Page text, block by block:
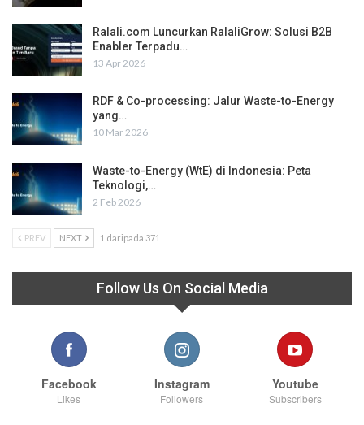
Ralali.com Luncurkan RalaliGrow: Solusi B2B
Enabler Terpadu…
13 Apr 2026
RDF & Co-processing: Jalur Waste-to-Energy
yang…
10 Mar 2026
Waste-to-Energy (WtE) di Indonesia: Peta
Teknologi,…
2 Feb 2026
PREV NEXT 1 daripada 371
Follow Us On Social Media
Facebook
Likes
Instagram
Followers
Youtube
Subscribers